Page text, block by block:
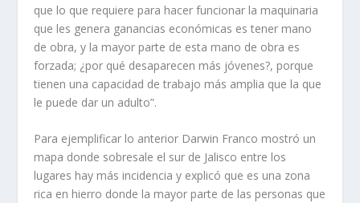
que lo que requiere para hacer funcionar la maquinaria
que les genera ganancias económicas es tener mano
de obra, y la mayor parte de esta mano de obra es
forzada; ¿por qué desaparecen más jóvenes?, porque
tienen una capacidad de trabajo más amplia que la que
le puede dar un adulto”.
Para ejemplificar lo anterior Darwin Franco mostró un
mapa donde sobresale el sur de Jalisco entre los
lugares hay más incidencia y explicó que es una zona
rica en hierro donde la mayor parte de las personas que